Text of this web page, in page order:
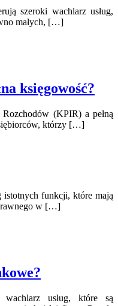
szeroki wachlarz usług,
małych, […]
księgowość?
(KPIR) a pełną
którzy […]
istotnych funkcji, które mają
w […]
usług, które są